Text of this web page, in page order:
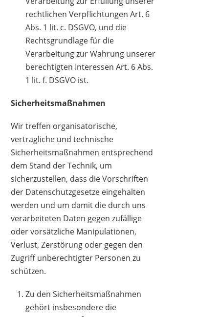
rechtlichen Verpflichtungen Art. 6
Abs. 1 lit. c. DSGVO, und die
Rechtsgrundlage für die
Verarbeitung zur Wahrung unserer
berechtigten Interessen Art. 6 Abs.
1 lit. f. DSGVO ist.
Sicherheitsmaßnahmen
Wir treffen organisatorische,
vertragliche und technische
Sicherheitsmaßnahmen entsprechend
dem Stand der Technik, um
sicherzustellen, dass die Vorschriften
der Datenschutzgesetze eingehalten
werden und um damit die durch uns
verarbeiteten Daten gegen zufällige
oder vorsätzliche Manipulationen,
Verlust, Zerstörung oder gegen den
Zugriff unberechtigter Personen zu
schützen.
Zu den Sicherheitsmaßnahmen
gehört insbesondere die